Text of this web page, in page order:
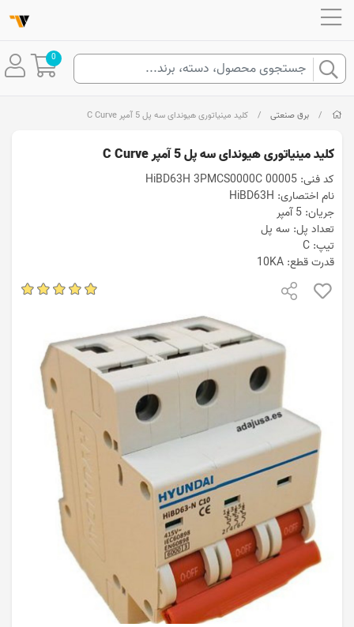
0
/ برق صنعتی / کلید مینیاتوری هیوندای سه پل 5 آمپر C Curve
کلید مینیاتوری هیوندای سه پل 5 آمپر C Curve
کد فنی: HiBD63H 3PMCS0000C 00005
نام اختصاری: HiBD63H
جریان: 5 آمپر
تعداد پل: سه پل
تیپ: C
قدرت قطع: 10KA